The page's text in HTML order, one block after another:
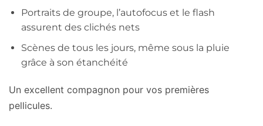
Portraits de groupe, l’autofocus et le flash
assurent des clichés nets
Scènes de tous les jours, même sous la pluie
grâce à son étanchéité
Un excellent compagnon pour vos premières
pellicules.